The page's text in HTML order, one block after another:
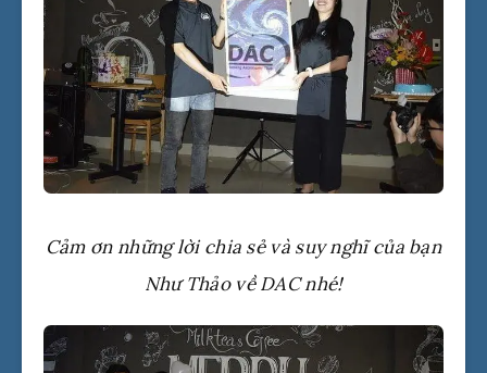
Cảm ơn những lời chia sẻ và suy nghĩ của bạn
Như Thảo về DAC nhé!